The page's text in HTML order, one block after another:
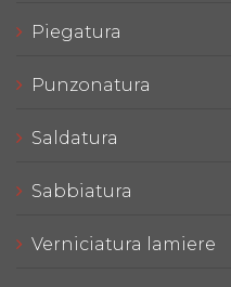
Piegatura
Punzonatura
Saldatura
Sabbiatura
Verniciatura lamiere